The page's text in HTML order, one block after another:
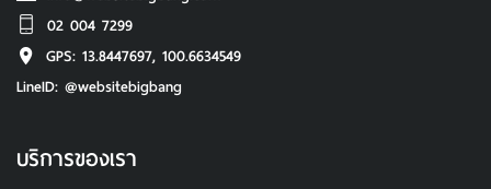
02 004 7299
GPS: 13.8447697, 100.6634549
LineID: @websitebigbang
บริการของเรา